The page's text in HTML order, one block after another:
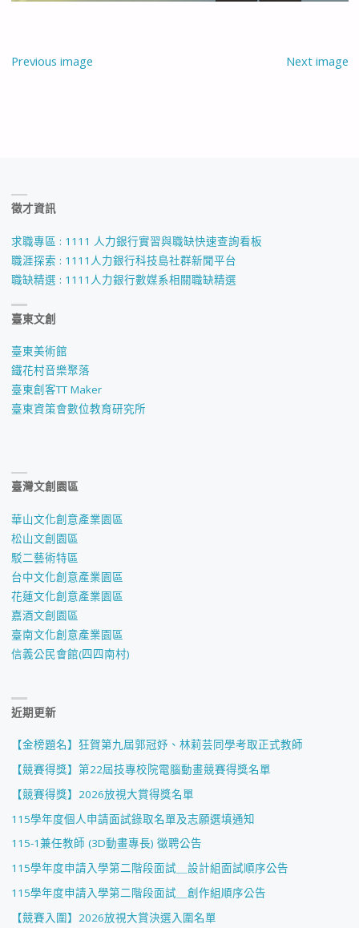
Previous image Next image
徵才資訊
求職專區 : 1111 人力銀行實習與職缺快速查詢看板
職涯探索 : 1111人力銀行科技島社群新聞平台
職缺精選 : 1111人力銀行數媒系相關職缺精選
臺東文創
臺東美術館
鐵花村音樂聚落
臺東創客TT Maker
臺東資策會數位教育研究所
臺灣文創園區
華山文化創意產業園區
松山文創園區
駁二藝術特區
台中文化創意產業園區
花蓮文化創意產業園區
嘉酒文創園區
臺南文化創意產業園區
信義公民會館(四四南村)
近期更新
【金榜題名】狂賀第九屆郭冠妤、林莉芸同學考取正式教師
【競賽得獎】第22屆技專校院電腦動畫競賽得獎名單
【競賽得獎】2026放視大賞得獎名單
115學年度個人申請面試錄取名單及志願選填通知
115-1兼任教師 (3D動畫專長) 徵聘公告
115學年度申請入學第二階段面試＿設計組面試順序公告
115學年度申請入學第二階段面試＿創作組順序公告
【競賽入圍】2026放視大賞決選入圍名單